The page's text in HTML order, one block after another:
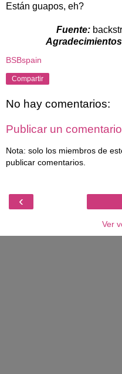
Están guapos, eh?
Fuente:
BSBspain
Compartir
No hay comentarios:
Publicar un comentario
Nota: solo los miembros de
publicar comentarios.
‹
Ver